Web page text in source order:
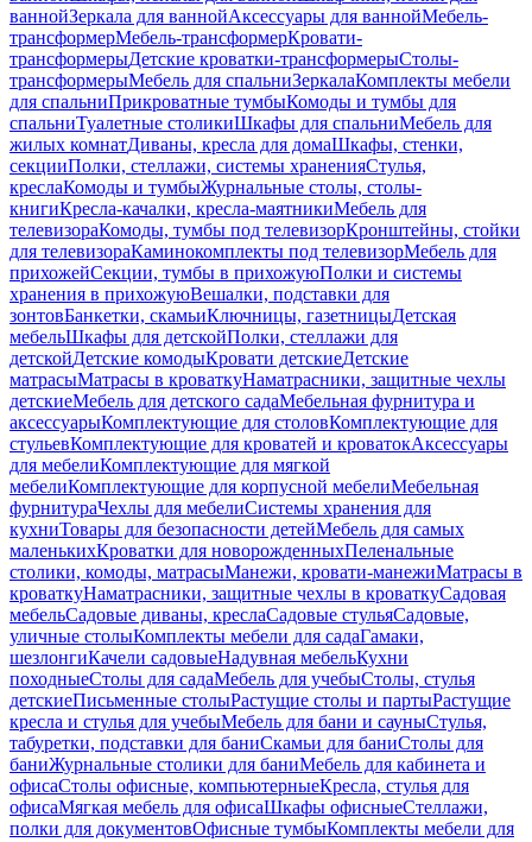
ваннойЗеркала для ваннойАксессуары для ваннойМебель-
трансформерМебель-трансформерКровати-
трансформерыДетские кроватки-трансформерыСтолы-
трансформерыМебель для спальниЗеркалаКомплекты мебели
для спальниПрикроватные тумбыКомоды и тумбы для
спальниТуалетные столикиШкафы для спальниМебель для
жилых комнатДиваны, кресла для домаШкафы, стенки,
секцииПолки, стеллажи, системы храненияСтулья,
креслаКомоды и тумбыЖурнальные столы, столы-
книгиКресла-качалки, кресла-маятникиМебель для
телевизораКомоды, тумбы под телевизорКронштейны, стойки
для телевизораКаминокомплекты под телевизорМебель для
прихожейСекции, тумбы в прихожуюПолки и системы
хранения в прихожуюВешалки, подставки для
зонтовБанкетки, скамьиКлючницы, газетницыДетская
мебельШкафы для детскойПолки, стеллажи для
детскойДетские комодыКровати детскиеДетские
матрасыМатрасы в кроваткуНаматрасники, защитные чехлы
детскиеМебель для детского садаМебельная фурнитура и
аксессуарыКомплектующие для столовКомплектующие для
стульевКомплектующие для кроватей и кроватокАксессуары
для мебелиКомплектующие для мягкой
мебелиКомплектующие для корпусной мебелиМебельная
фурнитураЧехлы для мебелиСистемы хранения для
кухниТовары для безопасности детейМебель для самых
маленькихКроватки для новорожденныхПеленальные
столики, комоды, матрасыМанежи, кровати-манежиМатрасы в
кроваткуНаматрасники, защитные чехлы в кроваткуСадовая
мебельСадовые диваны, креслаСадовые стульяСадовые,
уличные столыКомплекты мебели для садаГамаки,
шезлонгиКачели садовыеНадувная мебельКухни
походныеСтолы для садаМебель для учебыСтолы, стулья
детскиеПисьменные столыРастущие столы и партыРастущие
кресла и стулья для учебыМебель для бани и сауныСтулья,
табуретки, подставки для баниСкамьи для баниСтолы для
баниЖурнальные столики для баниМебель для кабинета и
офисаСтолы офисные, компьютерныеКресла, стулья для
офисаМягкая мебель для офисаШкафы офисныеСтеллажи,
полки для документовОфисные тумбыКомплекты мебели для